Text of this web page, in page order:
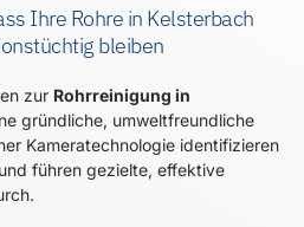
Ihre Rohre in Kelsterbach
bleiben
zur Rohrreinigung in
gründliche, umweltfreundliche
Kameratechnologie identifizieren
führen gezielte, effektive